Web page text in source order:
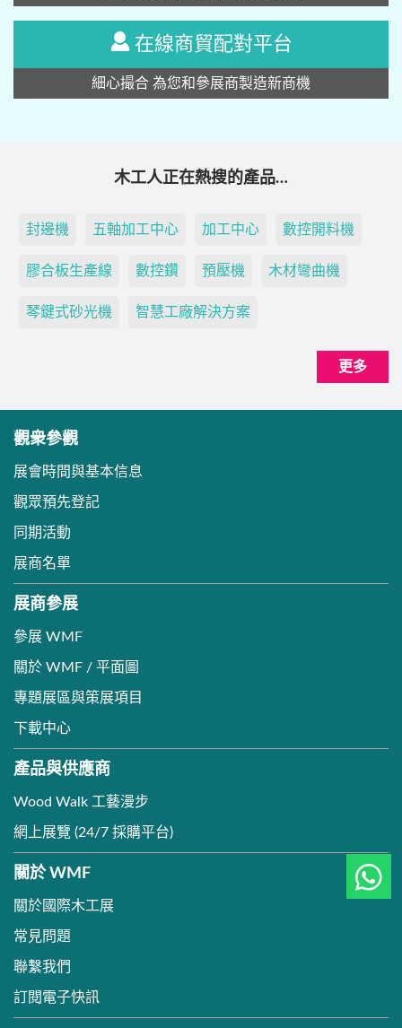
在線商貿配對平台
細心撮合 為您和參展商製造新商機
木工人正在熱搜的產品…
封邊機 五軸加工中心 加工中心 數控開料機
膠合板生產線 數控鑽 預壓機 木材彎曲機
琴鍵式砂光機 智慧工廠解決方案
更多
觀衆參觀
展會時間與基本信息
觀眾預先登記
同期活動
展商名單
展商參展
參展 WMF
關於 WMF / 平面圖
專題展區與策展項目
下載中心
產品與供應商
Wood Walk 工藝漫步
網上展覽 (24/7 採購平台)
關於 WMF
關於國際木工展
常見問題
聯繫我們
訂閱電子快訊